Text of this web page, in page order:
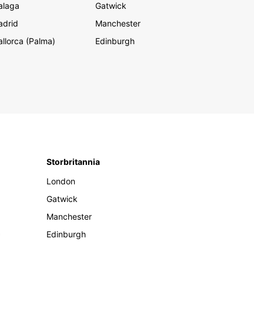
(Palma)
Gatwick
Manchester
Edinburgh
Storbritannia
London
Gatwick
Manchester
Edinburgh